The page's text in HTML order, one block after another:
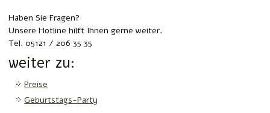
Haben Sie Fragen?
Unsere Hotline hilft Ihnen gerne weiter.
Tel. 05121 / 206 35 35
weiter zu:
Preise
Geburtstags-Party